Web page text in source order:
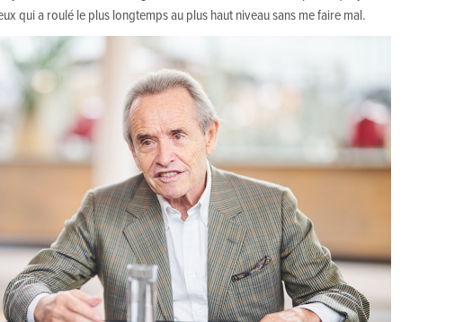
qui a roulé le plus longtemps au plus haut niveau sans me faire mal.